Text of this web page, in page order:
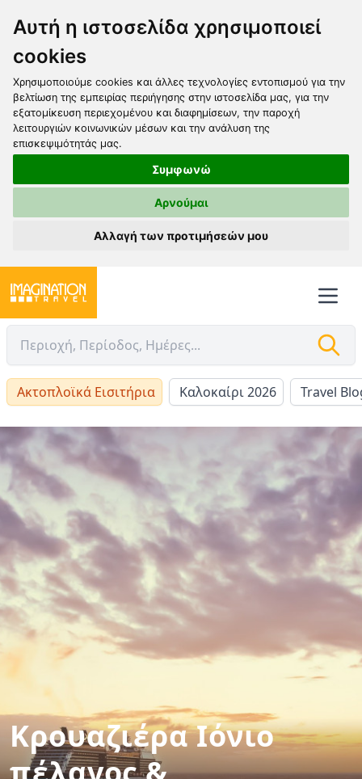
Αυτή η ιστοσελίδα χρησιμοποιεί
cookies
Χρησιμοποιούμε cookies και άλλες τεχνολογίες εντοπισμού για την
βελτίωση της εμπειρίας περιήγησης στην ιστοσελίδα μας, για την
εξατομίκευση περιεχομένου και διαφημίσεων, την παροχή
λειτουργιών κοινωνικών μέσων και την ανάλυση της
επισκεψιμότητάς μας.
Συμφωνώ
Αρνούμαι
Αλλαγή των προτιμήσεών μου
Ακτοπλοϊκά Εισιτήρια Καλοκαίρι 2026 Travel
Κρουαζιέρα Ιόνιο